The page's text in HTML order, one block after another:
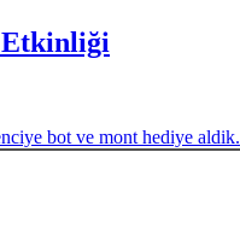
Etkinliği
bot ve mont hediye aldik.